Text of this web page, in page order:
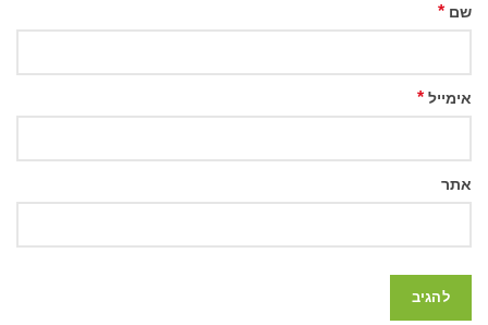
שם *
אימייל *
אתר